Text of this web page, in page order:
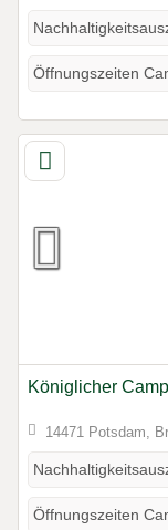
Öffnungszeiten
Königlicher
14471 Potsdam,
Öffnungszeiten